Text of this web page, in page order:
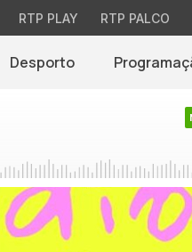
RTP PLAY RTP PALCO
Desporto